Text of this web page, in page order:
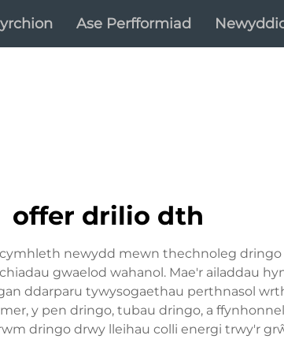
Ase Perfformiad
offer drilio dth
newydd mewn thechnoleg
gwaelod wahanol. Mae'r ailaddau
ddarparu tywysogaethau perthnasol
y pen dringo, tubau dringo, a
dringo drwy lleihau colli energi trwy'r